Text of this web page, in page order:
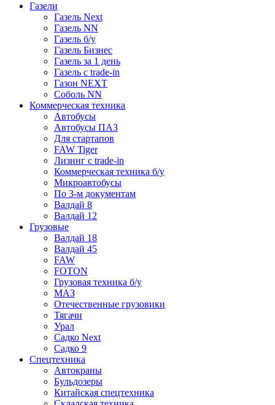
Газели
Газель Next
Газель NN
Газель б/у
Газель Бизнес
Газель за 1 день
Газель с trade-in
Газон NEXT
Соболь NN
Коммерческая техника
Автобусы
Автобусы ПАЗ
Для стартапов
FAW Tiger
Лизинг с trade-in
Коммерческая техника б/у
Микроавтобусы
По 3-м документам
Валдай 8
Валдай 12
Грузовые
Валдай 18
Валдай 45
FAW
FOTON
Грузовая техника б/у
МАЗ
Отечественные грузовики
Тягачи
Урал
Садко Next
Садко 9
Спецтехника
Автокраны
Бульдозеры
Китайская спецтехника